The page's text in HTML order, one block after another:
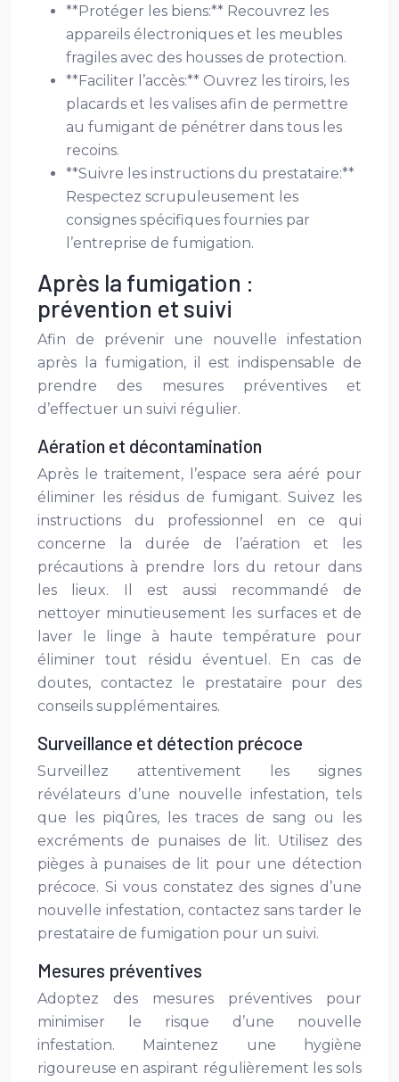
**Protéger les biens:** Recouvrez les
appareils électroniques et les meubles
fragiles avec des housses de protection.
**Faciliter l’accès:** Ouvrez les tiroirs, les
placards et les valises afin de permettre
au fumigant de pénétrer dans tous les
recoins.
**Suivre les instructions du prestataire:**
Respectez scrupuleusement les
consignes spécifiques fournies par
l’entreprise de fumigation.
Après la fumigation :
prévention et suivi
Afin de prévenir une nouvelle infestation
après la fumigation, il est indispensable de
prendre des mesures préventives et
d’effectuer un suivi régulier.
Aération et décontamination
Après le traitement, l’espace sera aéré pour
éliminer les résidus de fumigant. Suivez les
instructions du professionnel en ce qui
concerne la durée de l’aération et les
précautions à prendre lors du retour dans
les lieux. Il est aussi recommandé de
nettoyer minutieusement les surfaces et de
laver le linge à haute température pour
éliminer tout résidu éventuel. En cas de
doutes, contactez le prestataire pour des
conseils supplémentaires.
Surveillance et détection précoce
Surveillez attentivement les signes
révélateurs d’une nouvelle infestation, tels
que les piqûres, les traces de sang ou les
excréments de punaises de lit. Utilisez des
pièges à punaises de lit pour une détection
précoce. Si vous constatez des signes d’une
nouvelle infestation, contactez sans tarder le
prestataire de fumigation pour un suivi.
Mesures préventives
Adoptez des mesures préventives pour
minimiser le risque d’une nouvelle
infestation. Maintenez une hygiène
rigoureuse en aspirant régulièrement les sols